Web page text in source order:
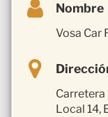
Nombre
Vosa Car
Carretera
Local 14,